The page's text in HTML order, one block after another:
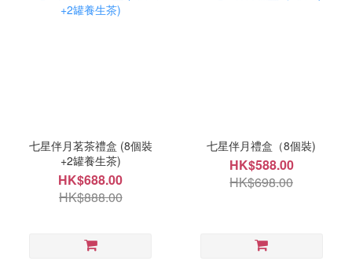
七星伴月茗茶禮盒 (8個裝
+2罐養生茶)
HK$688.00
HK$888.00
七星伴月禮盒（8個裝)
HK$588.00
HK$698.00